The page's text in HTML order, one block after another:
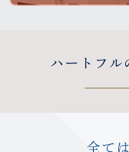
酸 […]
EXクリーナーに配合されてい
ントの特徴と効能
100%オーガニック（有機栽培）の
ハートフル
全ては